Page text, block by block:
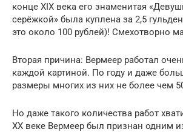
конце XIX века его знаменитая
серёжкой» была куплена за 2,5
это около 100 рублей)! Смехотворно
Вторая причина: Вермеер работал
каждой картиной. По году и даже
размеры многих из них не более чем
Но даже такого количества работ
XX веке Вермеер был признан одним